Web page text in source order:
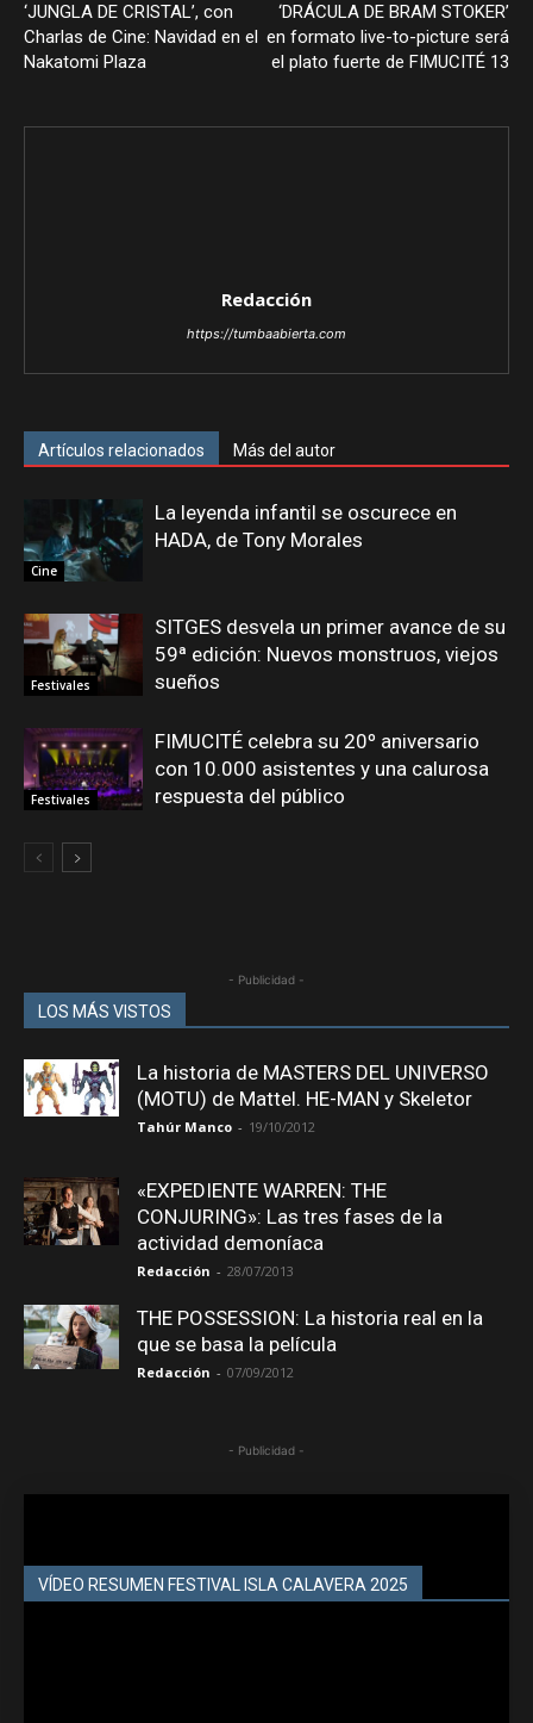
‘JUNGLA DE CRISTAL’, con
Charlas de Cine: Navidad en el
Nakatomi Plaza
‘DRÁCULA DE BRAM STOKER’
en formato live-to-picture será
el plato fuerte de FIMUCITÉ 13
Redacción
https://tumbaabierta.com
Artículos relacionados Más del autor
Cine
La leyenda infantil se oscurece en
HADA, de Tony Morales
Festivales
SITGES desvela un primer avance de su
59ª edición: Nuevos monstruos, viejos
sueños
Festivales
FIMUCITÉ celebra su 20º aniversario
con 10.000 asistentes y una calurosa
respuesta del público
- Publicidad -
LOS MÁS VISTOS
La historia de MASTERS DEL UNIVERSO
(MOTU) de Mattel. HE-MAN y Skeletor
Tahúr Manco - 19/10/2012
«EXPEDIENTE WARREN: THE
CONJURING»: Las tres fases de la
actividad demoníaca
Redacción - 28/07/2013
THE POSSESSION: La historia real en la
que se basa la película
Redacción - 07/09/2012
- Publicidad -
VÍDEO RESUMEN FESTIVAL ISLA CALAVERA 2025